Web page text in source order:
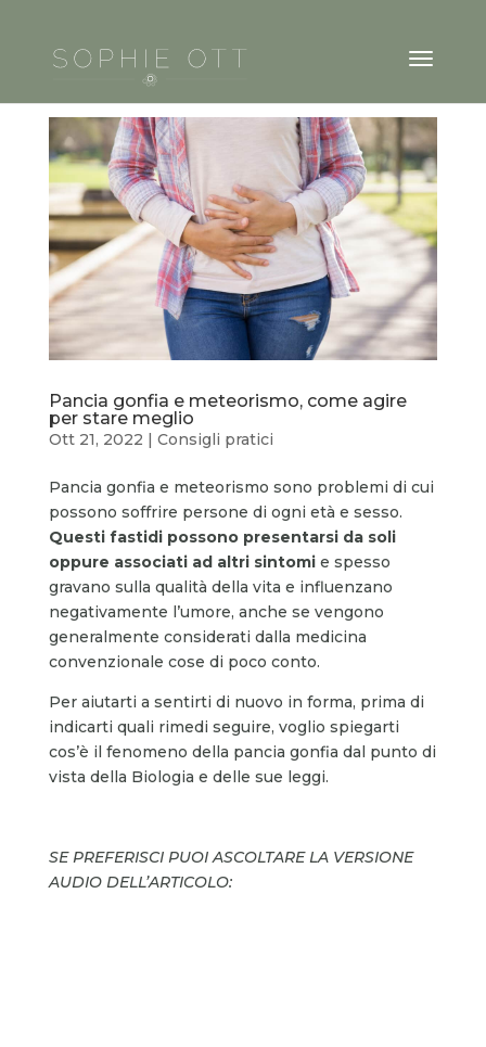
Pancia gonfia e meteorismo, come agire
per stare meglio
Ott 21, 2022 | Consigli pratici
Pancia gonfia e meteorismo sono problemi di cui
possono soffrire persone di ogni età e sesso.
Questi fastidi possono presentarsi da soli
oppure associati ad altri sintomie spesso
gravano sulla qualità della vita e influenzano
negativamente l’umore, anche se vengono
generalmente considerati dalla medicina
convenzionale cose di poco conto.
Per aiutarti a sentirti di nuovo in forma, prima di
indicarti quali rimedi seguire, voglio spiegarti
cos’è il fenomeno della pancia gonfia dal punto di
vista della Biologia e delle sue leggi.
SE PREFERISCI PUOI ASCOLTARE LA VERSIONE
AUDIO DELL’ARTICOLO: